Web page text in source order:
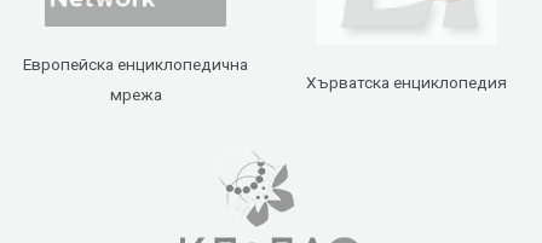
Европейска енциклопедична
мрежа
Хърватска енциклопедия